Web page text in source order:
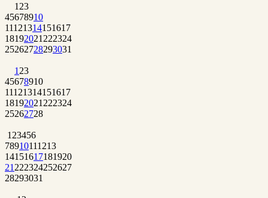
1 23
45678910
11121314151617
18192021 222324
25262728293031
1 23
45678910
11121314151617
18192021 222324
25262728
1 23456
78910111213
14151617181920
21 222324252627
28293031